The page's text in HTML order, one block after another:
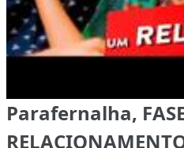
Parafernalha,